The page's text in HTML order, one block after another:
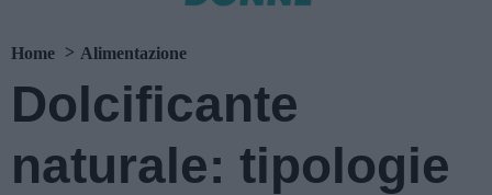
Home Alimentazione
Dolcificante
naturale: tipologie